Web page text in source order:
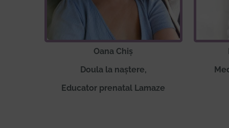
Oana Chiș
Doula la naștere,
Educator prenatal Lamaze